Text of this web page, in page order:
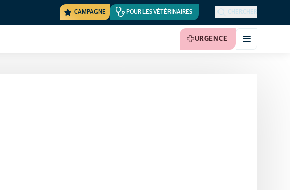
CAMPAGNE POUR LES VÉTÉRINAIRES CHERCHER
URGENCE